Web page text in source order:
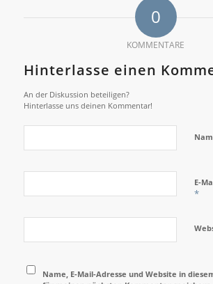
0
KOMMENTARE
Hinterlasse einen
An der Diskussion beteiligen?
Hinterlasse uns deinen Kommentar!
E-
*
Name, E-Mail-Adresse und Website in